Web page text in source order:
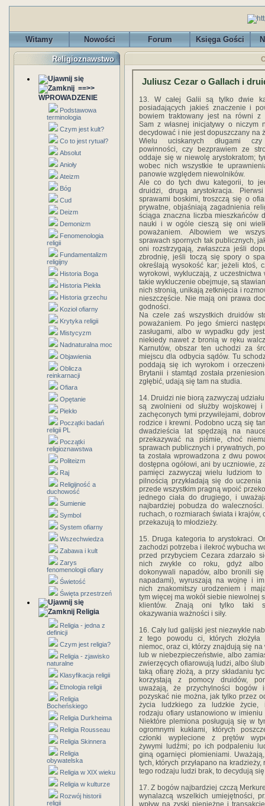
Witamy Nowości Forum Księga Gości
Religioznawstwo
==>>
WPROWADZENIE
Podstawowa
terminologia
Czym jest kult?
Co to jest rytuał?
Absolut
Anioły
Ateizm
Bóg
Cud
Deizm
Demonizm
Fenomenologia
religii
Fundamentalizm
religijny
Historia Boga
Historia Piekła
Historia grzechu
Kozioł ofiarny
Krytyka religii
Mistycyzm
Nadnaturalna moc
Objawienia
Oblicza
reinkarnacji
Ofiara
Opętanie
Piekło
Początki badań
religii PL
Początki
religioznawstwa
Politeizm
Raj
Religijność a
duchowość
Sumienie
Symbol
System ofiarny
Wszechwiedza
Zabawa i kult
Zarys
fenomenologii ofiary
Świetość
Święta przestrzeń
Religia
Religia - jedna z
definicji
Czym jest religia?
Religia - zjawisko
naturalne
Klasyfikacja religii
Etnologia religii
Religia
Bocheńskiego
Religia Durkheima
Religia Rousseau
Religia Skinnera
Religia
obywatelska
Religia w XIX wieku
Religia w kulturze
Rozwój historii
religii
Juliusz Cezar o Gallach i
13. W całej Galii są tylko dwie
posiadających jakieś znaczenie i
bowiem traktowany jest na równi z
Sam z własnej inicjatywy o niczym
decydować i nie jest dopuszczany na
Wielu uciskanych długami czy
powinności, czy bezprawiem ze
oddaje się w niewolę arystokratom;
wobec nich wszystkie te
panowie względem niewolników.
Ale co do tych dwu kategorii, to
druidzi, drugą arystokracja.
sprawami boskimi, troszczą się o
prywatne, objaśniają zagadnienia
ściąga znaczna liczba mieszkańców
nauki i w ogóle cieszą się oni
poważaniem. Albowiem we
sprawach spornych tak publicznych,
oni rozstrzygają, zwłaszcza jeśli
zbrodnię, jeśli toczą się spory o
określają wysokość kar; jeżeli ktoś,
wyrokowi, wykluczają, z
takie wykluczenie obejmuje, są
nich stronią, unikają zetknięcia i
nieszczęście. Nie mają oni prawa
godności.
Na czele zaś wszystkich druidów
poważaniem. Po jego śmierci
zasługami, albo w wypadku gdy
niekiedy nawet z bronią w ręku
Karnutów, obszar ten uchodzi za
miejscu dla odbycia sądów. Tu
poddają się ich wyrokom i
Brytanii i stamtąd została
zgłębić, udają się tam na studia.
14. Druidzi nie biorą zazwyczaj
są zwolnieni od służby wojskowej
zachęconych tymi przywilejami,
rodzice i krewni. Podobno uczą się
dwadzieścia lat spędzają na
przekazywać na piśmie, choć
sprawach publicznych i prywatnych,
ta została wprowadzona z dwu
dostępna ogółowi, ani by uczniowie,
pamięci zazwyczaj wielu ludziom
pilnością przykładają się do
przede wszystkim pragną wpoić
jednego ciała do drugiego, i
najbardziej pobudza do
ruchach, o rozmiarach świata i
przekazują to młodzieży.
15. Druga kategoria to arystokraci.
zachodzi potrzeba i ilekroć wybucha
przed przybyciem Cezara zdarzało
nich zwykle co roku, gdyż
dokonywali napadów, albo bronili
napadami), wyruszają na wojnę i
nich znakomitszy urodzeniem i
tym więcej ma wokół siebie niewolnej
klientów. Znają oni tylko taki
okazywania ważności i siły.
16. Cały lud galijski jest niezwykle
z tego powodu ci, których złożyła
niemoc, oraz ci, którzy znajdują się na
lub w niebezpieczeństwie, albo
zwierzęcych ofiarowują ludzi, albo
taką ofiarę złożą, a przy składaniu
korzystają z pomocy druidów,
uważają, że przychylności bogów
pozyskać nie można, jak tylko przez
życia ludzkiego za ludzkie życie,
rodzaju ofiary ustanowiono w imieniu
Niektóre plemiona posługują się w
ogromnymi kukłami, których
członki wyplecione z prętów
żywymi ludźmi; po ich podpaleniu
giną ogarnięci płomieniami.
tych, których przyłapano na
tego rodzaju ludzi brak, to decydują
17. Z bogów najbardziej czczą
wynalazcą wszelkich umiejętności,
wpływ na zyski pieniężne i